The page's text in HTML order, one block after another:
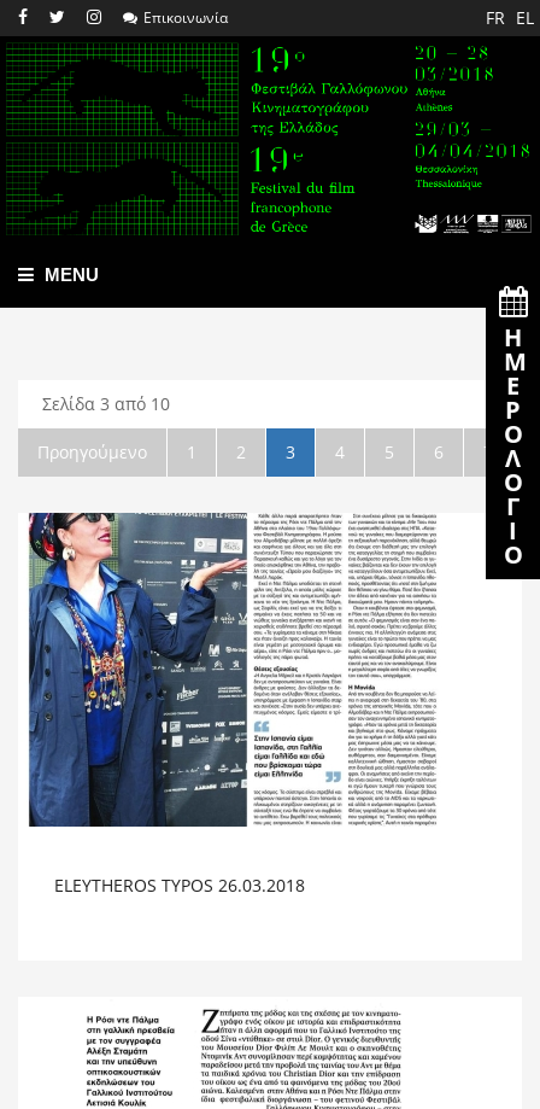
Επικοινωνία FR EL
MENU
Σελίδα 3 από 10
Προηγούμενο 1 2 3 4 5 6 7
ELEYTHEROS TYPOS 26.03.2018
Η
Ε
Ρ
Ο
Λ
Ο
Γ
Ι
Ο